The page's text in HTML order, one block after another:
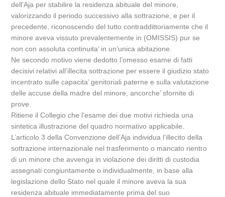
dell’Aja per stabilire la residenza abituale del minore,
valorizzando il periodo successivo alla sottrazione, e per il
precedente, riconoscendo del tutto contraddittoriamente che il
minore aveva vissuto prevalentemente in (OMISSIS) pur se
non con assoluta continuita’ in un’unica abitazione.
Ne secondo motivo viene dedotto l’omesso esame di fatti
decisivi relativi all’illecita sottrazione per essere il giudizio stato
incentrato sulle capacita’ genitoriali paterne e sulla valutazione
delle accuse della madre del minore, ancorche’ sfornite di
prove.
Ritiene il Collegio che l’esame dei due motivi richieda una
sintetica illustrazione del quadro normativo applicabile.
L’articolo 3 della Convenzione dell’Aja individua l’illecito della
sottrazione internazionale nel trasferimento o mancato rientro
di un minore che avvenga in violazione dei diritti di custodia
assegnati congiuntamente o individualmente, in base alla
legislazione dello Stato nel quale il minore aveva la sua
residenza abituale immediatamente prima del suo